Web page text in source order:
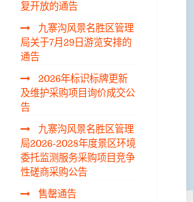
复开放的通告
九寨沟风景名胜区管理
局关于7月29日游览安排的
通告
2026年标识标牌更新
及维护采购项目询价成交公
告
九寨沟风景名胜区管理
局2026-2028年度景区环境
委托监测服务采购项目竞争
性磋商采购公告
售罄通告